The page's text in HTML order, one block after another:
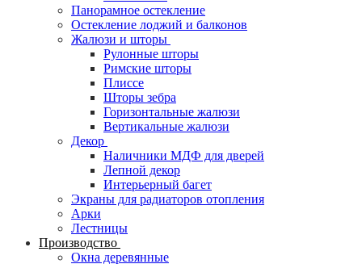
Панорамное остекление
Остекление лоджий и балконов
Жалюзи и шторы
Рулонные шторы
Римские шторы
Плиссе
Шторы зебра
Горизонтальные жалюзи
Вертикальные жалюзи
Декор
Наличники МДФ для дверей
Лепной декор
Интерьерный багет
Экраны для радиаторов отопления
Арки
Лестницы
Производство
Окна деревянные